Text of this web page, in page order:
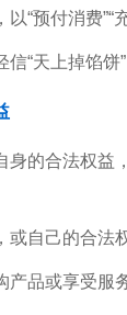
“预付消费
“天上掉馅
身的合法权
自己的合法
品或享受服